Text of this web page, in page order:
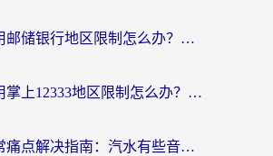
在菲律宾用邮储银行地区限制怎么办？海外华人必看的回国加速解决方案
在比利时用掌上12333地区限制怎么办？海外华人亲测有效的回国加速方案
海外党日常痛点解决指南：汽水有些音乐在国外无法播放怎么办？